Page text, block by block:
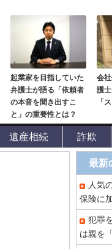
起業家を目指していた
弁護士が語る「依頼者
の本音を聞き出すこ
と」の重要性とは？
会
護
「
遺産相続 詐欺
最新
人気
保険に
犯罪
は親を